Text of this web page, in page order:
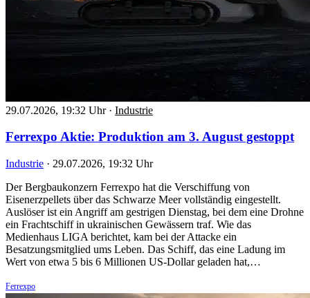
29.07.2026, 19:32 Uhr · Industrie
Ferrexpo Aktie: Produktion am 3. August gestoppt
Industrie · 29.07.2026, 19:32 Uhr
Der Bergbaukonzern Ferrexpo hat die Verschiffung von
Eisenerzpellets über das Schwarze Meer vollständig eingestellt.
Auslöser ist ein Angriff am gestrigen Dienstag, bei dem eine Drohne
ein Frachtschiff in ukrainischen Gewässern traf. Wie das
Medienhaus LIGA berichtet, kam bei der Attacke ein
Besatzungsmitglied ums Leben. Das Schiff, das eine Ladung im
Wert von etwa 5 bis 6 Millionen US-Dollar geladen hat,…
Ferrexpo